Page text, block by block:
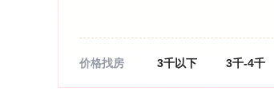
价格找房 3千以下 3千-4千